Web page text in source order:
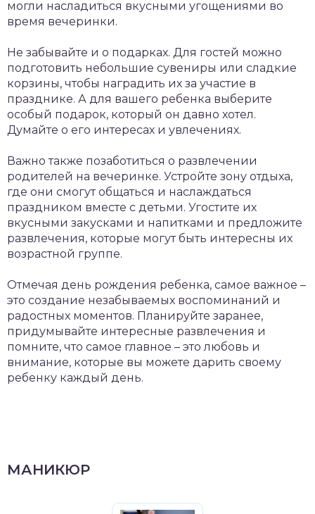
могли насладиться вкусными угощениями во
время вечеринки.
Не забывайте и о подарках. Для гостей можно
подготовить небольшие сувениры или сладкие
корзины, чтобы наградить их за участие в
празднике. А для вашего ребенка выберите
особый подарок, который он давно хотел.
Думайте о его интересах и увлечениях.
Важно также позаботиться о развлечении
родителей на вечеринке. Устройте зону отдыха,
где они смогут общаться и наслаждаться
праздником вместе с детьми. Угостите их
вкусными закусками и напитками и предложите
развлечения, которые могут быть интересны их
возрастной группе.
Отмечая день рождения ребенка, самое важное –
это создание незабываемых воспоминаний и
радостных моментов. Планируйте заранее,
придумывайте интересные развлечения и
помните, что самое главное – это любовь и
внимание, которые вы можете дарить своему
ребенку каждый день.
МАНИКЮР